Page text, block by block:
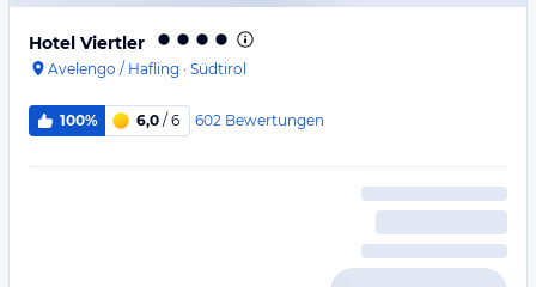
Hotel Viertler
Avelengo / Hafling · Südtirol
100% 6,0 / 6 602 Bewertungen